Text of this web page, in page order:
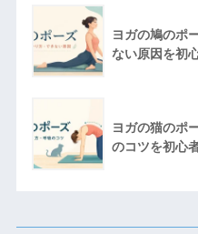
ヨガの鳩のポ
ない原因を初
ヨガの猫のポ
のコツを初心